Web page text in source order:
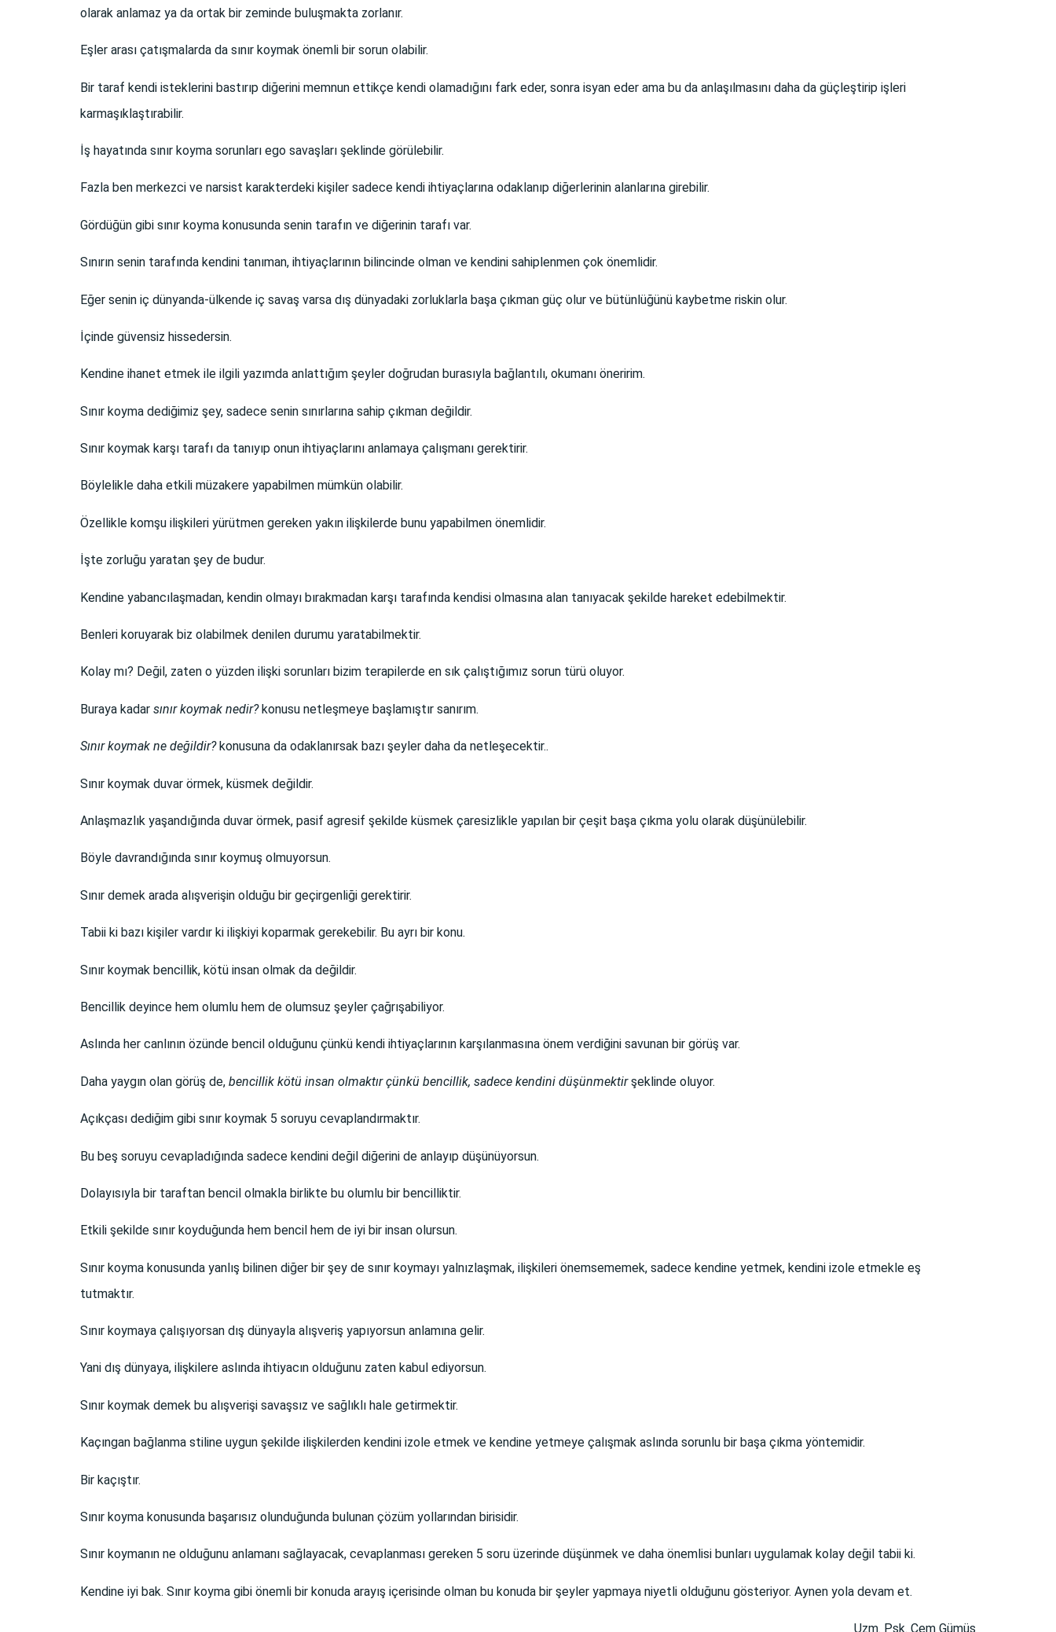
olarak anlamaz ya da ortak bir zeminde buluşmakta zorlanır.
Eşler arası çatışmalarda da sınır koymak önemli bir sorun olabilir.
Bir taraf kendi isteklerini bastırıp diğerini memnun ettikçe kendi olamadığını fark eder, sonra isyan eder ama bu da anlaşılmasını daha da güçleştirip işleri
karmaşıklaştırabilir.
İş hayatında sınır koyma sorunları ego savaşları şeklinde görülebilir.
Fazla ben merkezci ve narsist karakterdeki kişiler sadece kendi ihtiyaçlarına odaklanıp diğerlerinin alanlarına girebilir.
Gördüğün gibi sınır koyma konusunda senin tarafın ve diğerinin tarafı var.
Sınırın senin tarafında kendini tanıman, ihtiyaçlarının bilincinde olman ve kendini sahiplenmen çok önemlidir.
Eğer senin iç dünyanda-ülkende iç savaş varsa dış dünyadaki zorluklarla başa çıkman güç olur ve bütünlüğünü kaybetme riskin olur.
İçinde güvensiz hissedersin.
Kendine ihanet etmek ile ilgili yazımda anlattığım şeyler doğrudan burasıyla bağlantılı, okumanı öneririm.
Sınır koyma dediğimiz şey, sadece senin sınırlarına sahip çıkman değildir.
Sınır koymak karşı tarafı da tanıyıp onun ihtiyaçlarını anlamaya çalışmanı gerektirir.
Böylelikle daha etkili müzakere yapabilmen mümkün olabilir.
Özellikle komşu ilişkileri yürütmen gereken yakın ilişkilerde bunu yapabilmen önemlidir.
İşte zorluğu yaratan şey de budur.
Kendine yabancılaşmadan, kendin olmayı bırakmadan karşı tarafında kendisi olmasına alan tanıyacak şekilde hareket edebilmektir.
Benleri koruyarak biz olabilmek denilen durumu yaratabilmektir.
Kolay mı? Değil, zaten o yüzden ilişki sorunları bizim terapilerde en sık çalıştığımız sorun türü oluyor.
Buraya kadar sınır koymak nedir?konusu netleşmeye başlamıştır sanırım.
Sınır koymak ne değildir? konusuna da odaklanırsak bazı şeyler daha da netleşecektir..
Sınır koymak duvar örmek, küsmek değildir.
Anlaşmazlık yaşandığında duvar örmek, pasif agresif şekilde küsmek çaresizlikle yapılan bir çeşit başa çıkma yolu olarak düşünülebilir.
Böyle davrandığında sınır koymuş olmuyorsun.
Sınır demek arada alışverişin olduğu bir geçirgenliği gerektirir.
Tabii ki bazı kişiler vardır ki ilişkiyi koparmak gerekebilir. Bu ayrı bir konu.
Sınır koymak bencillik, kötü insan olmak da değildir.
Bencillik deyince hem olumlu hem de olumsuz şeyler çağrışabiliyor.
Aslında her canlının özünde bencil olduğunu çünkü kendi ihtiyaçlarının karşılanmasına önem verdiğini savunan bir görüş var.
Daha yaygın olan görüş de, bencillik kötü insan olmaktır çünkü bencillik, sadece kendini düşünmektirşeklinde oluyor.
Açıkçası dediğim gibi sınır koymak 5 soruyu cevaplandırmaktır.
Bu beş soruyu cevapladığında sadece kendini değil diğerini de anlayıp düşünüyorsun.
Dolayısıyla bir taraftan bencil olmakla birlikte bu olumlu bir bencilliktir.
Etkili şekilde sınır koyduğunda hem bencil hem de iyi bir insan olursun.
Sınır koyma konusunda yanlış bilinen diğer bir şey de sınır koymayı yalnızlaşmak, ilişkileri önemsememek, sadece kendine yetmek, kendini izole etmekle eş
tutmaktır.
Sınır koymaya çalışıyorsan dış dünyayla alışveriş yapıyorsun anlamına gelir.
Yani dış dünyaya, ilişkilere aslında ihtiyacın olduğunu zaten kabul ediyorsun.
Sınır koymak demek bu alışverişi savaşsız ve sağlıklı hale getirmektir.
Kaçıngan bağlanma stiline uygun şekilde ilişkilerden kendini izole etmek ve kendine yetmeye çalışmak aslında sorunlu bir başa çıkma yöntemidir.
Bir kaçıştır.
Sınır koyma konusunda başarısız olunduğunda bulunan çözüm yollarından birisidir.
Sınır koymanın ne olduğunu anlamanı sağlayacak, cevaplanması gereken 5 soru üzerinde düşünmek ve daha önemlisi bunları uygulamak kolay değil tabii ki.
Kendine iyi bak. Sınır koyma gibi önemli bir konuda arayış içerisinde olman bu konuda bir şeyler yapmaya niyetli olduğunu gösteriyor. Aynen yola devam et.
Uzm. Psk. Cem Gümüş